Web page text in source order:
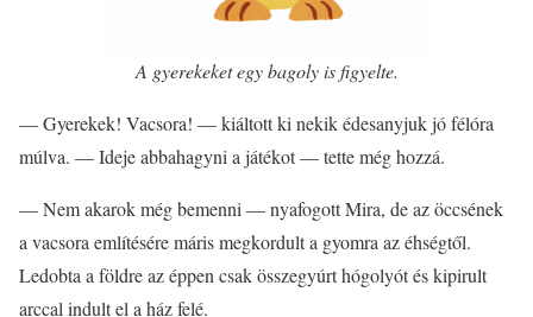
A gyerekeket egy bagoly is figyelte.
— Gyerekek! Vacsora! — kiáltott ki nekik édesanyjuk jó félóra
múlva. — Ideje abbahagyni a játékot — tette még hozzá.
— Nem akarok még bemenni — nyafogott Mira, de az öccsének
a vacsora említésére máris megkordult a gyomra az éhségtől.
Ledobta a földre az éppen csak összegyúrt hógolyót és kipirult
arccal indult el a ház felé.